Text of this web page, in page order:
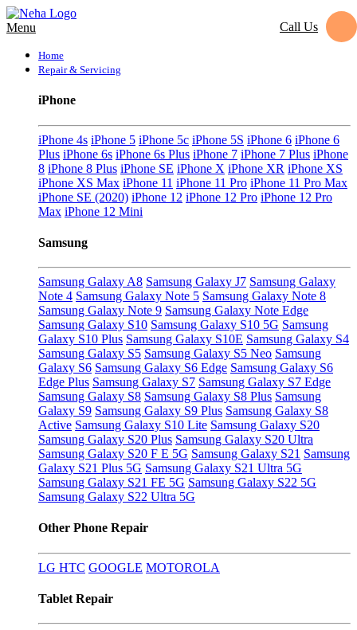
Menu Call Us
Home
Repair & Servicing
iPhone
iPhone 4s iPhone 5 iPhone 5c iPhone 5S iPhone 6 iPhone 6
Plus iPhone 6s iPhone 6s Plus iPhone 7 iPhone 7 Plus iPhone
8 iPhone 8 Plus iPhone SE iPhone X iPhone XR iPhone XS
iPhone XS Max iPhone 11 iPhone 11 Pro iPhone 11 Pro Max
iPhone SE (2020) iPhone 12 iPhone 12 Pro iPhone 12 Pro
Max iPhone 12 Mini
Samsung
Samsung Galaxy A8 Samsung Galaxy J7 Samsung Galaxy
Note 4 Samsung Galaxy Note 5 Samsung Galaxy Note 8
Samsung Galaxy Note 9 Samsung Galaxy Note Edge
Samsung Galaxy S10 Samsung Galaxy S10 5G Samsung
Galaxy S10 Plus Samsung Galaxy S10E Samsung Galaxy S4
Samsung Galaxy S5 Samsung Galaxy S5 Neo Samsung
Galaxy S6 Samsung Galaxy S6 Edge Samsung Galaxy S6
Edge Plus Samsung Galaxy S7 Samsung Galaxy S7 Edge
Samsung Galaxy S8 Samsung Galaxy S8 Plus Samsung
Galaxy S9 Samsung Galaxy S9 Plus Samsung Galaxy S8
Active Samsung Galaxy S10 Lite Samsung Galaxy S20
Samsung Galaxy S20 Plus Samsung Galaxy S20 Ultra
Samsung Galaxy S20 F E 5G Samsung Galaxy S21 Samsung
Galaxy S21 Plus 5G Samsung Galaxy S21 Ultra 5G
Samsung Galaxy S21 FE 5G Samsung Galaxy S22 5G
Samsung Galaxy S22 Ultra 5G
Other Phone Repair
LG HTC GOOGLE MOTOROLA
Tablet Repair